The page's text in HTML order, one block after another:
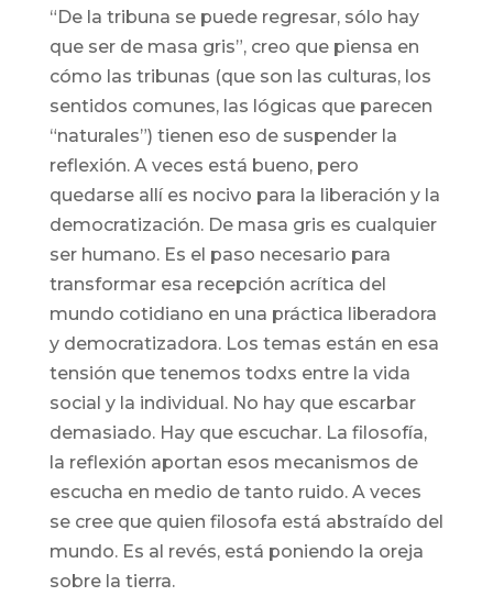
“De la tribuna se puede regresar, sólo hay
que ser de masa gris”, creo que piensa en
cómo las tribunas (que son las culturas, los
sentidos comunes, las lógicas que parecen
“naturales”) tienen eso de suspender la
reflexión. A veces está bueno, pero
quedarse allí es nocivo para la liberación y la
democratización. De masa gris es cualquier
ser humano. Es el paso necesario para
transformar esa recepción acrítica del
mundo cotidiano en una práctica liberadora
y democratizadora. Los temas están en esa
tensión que tenemos todxs entre la vida
social y la individual. No hay que escarbar
demasiado. Hay que escuchar. La filosofía,
la reflexión aportan esos mecanismos de
escucha en medio de tanto ruido. A veces
se cree que quien filosofa está abstraído del
mundo. Es al revés, está poniendo la oreja
sobre la tierra.